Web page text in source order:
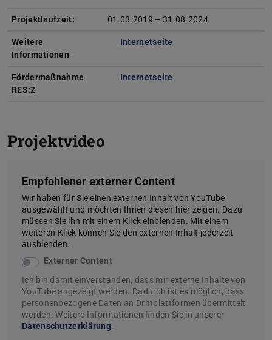
Projektlaufzeit: 01.03.2019 – 31.08.2024
Weitere
Informationen
Internetseite
Fördermaßnahme
RES:Z
Internetseite
Projektvideo
Empfohlener externer Content
Wir haben für Sie einen externen Inhalt von YouTube
ausgewählt und möchten Ihnen diesen hier zeigen. Dazu
müssen Sie ihn mit einem Klick einblenden. Mit einem
weiteren Klick können Sie den externen Inhalt jederzeit
ausblenden.
Externer Content
Ich bin damit einverstanden, dass mir externe Inhalte von
YouTube angezeigt werden. Dadurch ist es möglich, dass
personenbezogene Daten an Drittplattformen übermittelt
werden. Weitere Informationen finden Sie in unserer
Datenschutzerklärung.